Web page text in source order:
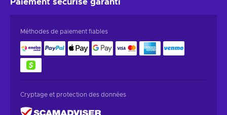
Méthodes de paiement fiables
Cryptage et protection des données